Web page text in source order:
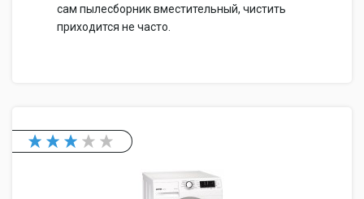
сам пылесборник вместительный, чистить
приходится не часто.